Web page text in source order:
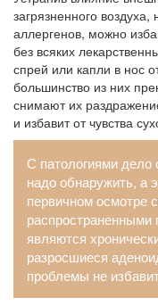
загрязненного
аллергенов, можно
без всяких
спрей или капли в нос
большинство из них
снимают их
и избавит от чувства
С патологиями дело
надо обнаружить, а
первичном осмотре
распространенными
являются
разросшиеся
проблемы не